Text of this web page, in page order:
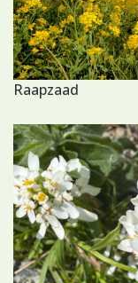
Raapzaad